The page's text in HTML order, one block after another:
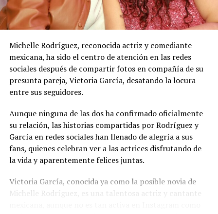
Michelle Rodríguez, reconocida actriz y comediante
mexicana, ha sido el centro de atención en las redes
sociales después de compartir fotos en compañía de su
presunta pareja, Victoria García, desatando la locura
entre sus seguidores.
Aunque ninguna de las dos ha confirmado oficialmente
su relación, las historias compartidas por Rodríguez y
García en redes sociales han llenado de alegría a sus
fans, quienes celebran ver a las actrices disfrutando de
la vida y aparentemente felices juntas.
Victoria García, conocida ya como la posible novia de
Michelle Rodríguez, es una talentosa actriz y cantante